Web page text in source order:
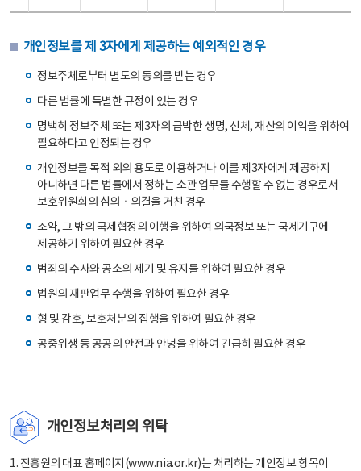
개인정보를 제 3자에게 제공하는 예외적인 경우
정보주체로부터 별도의 동의를 받는 경우
다른 법률에 특별한 규정이 있는 경우
명백히 정보주체 또는 제3자의 급박한 생명, 신체, 재산의 이익을 위하여
필요하다고 인정되는 경우
개인정보를 목적 외의 용도로 이용하거나 이를 제3자에게 제공하지
아니하면 다른 법률에서 정하는 소관 업무를 수행할 수 없는 경우로서
보호위원회의 심의ㆍ의결을 거친 경우
조약, 그 밖의 국제협정의 이행을 위하여 외국정보 또는 국제기구에
제공하기 위하여 필요한 경우
범죄의 수사와 공소의 제기 및 유지를 위하여 필요한 경우
법원의 재판업무 수행을 위하여 필요한 경우
형 및 감호, 보호처분의 집행을 위하여 필요한 경우
공중위생 등 공공의 안전과 안녕을 위하여 긴급히 필요한 경우
개인정보처리의 위탁
1. 진흥원의 대표 홈페이지(www.nia.or.kr)는 처리하는 개인정보 항목이